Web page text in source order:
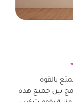
بالقوة
بين جميع هذه